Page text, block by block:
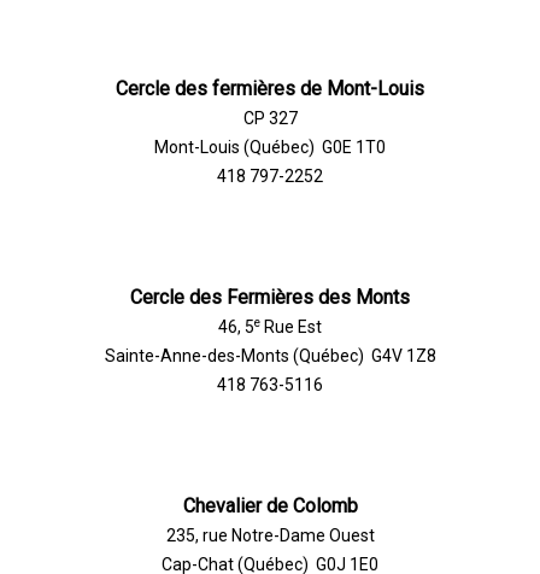
Cercle des fermières de Mont-Louis
CP 327
Mont-Louis (Québec) G0E 1T0
418 797-2252
Cercle des Fermières des Monts
46, 5e Rue Est
Sainte-Anne-des-Monts (Québec) G4V 1Z8
418 763-5116
Chevalier de Colomb
235, rue Notre-Dame Ouest
Cap-Chat (Québec) G0J 1E0